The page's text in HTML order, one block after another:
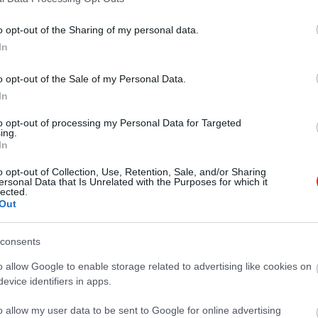
opt-out of the Sharing of my personal data.
opt-out of the Sale of my Personal Data.
opt-out of processing my Personal Data for Targeted
opt-out of Collection, Use, Retention, Sale, and/or Sharing
Data that Is Unrelated with the Purposes for which it
allow Google to enable storage related to advertising like cookies on
identifiers in apps.
allow my user data to be sent to Google for online advertising
követhetetlenül sok zene jelenik
meg világszerte. Éppen ezért
eligazodásban: minden héten
mindig képben lehess!
2022. OKTÓBER 5. ● HAMU ÉS GYÉMÁNT
otthon zokogáshoz: ezt
HAMU ÉS GYÉMÁNT